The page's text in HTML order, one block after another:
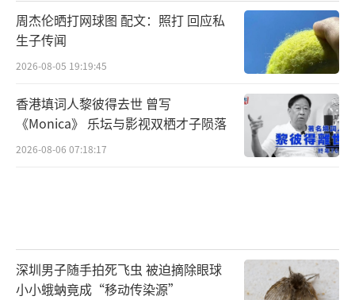
周杰伦晒打网球图 配文：照打 回应私
生子传闻
2026-08-05 19:19:45
香港填词人黎彼得去世 曾写
《Monica》 乐坛与影视双栖才子陨落
2026-08-06 07:18:17
深圳男子随手拍死飞虫 被迫摘除眼球
小小蛾蚋竟成“移动传染源”